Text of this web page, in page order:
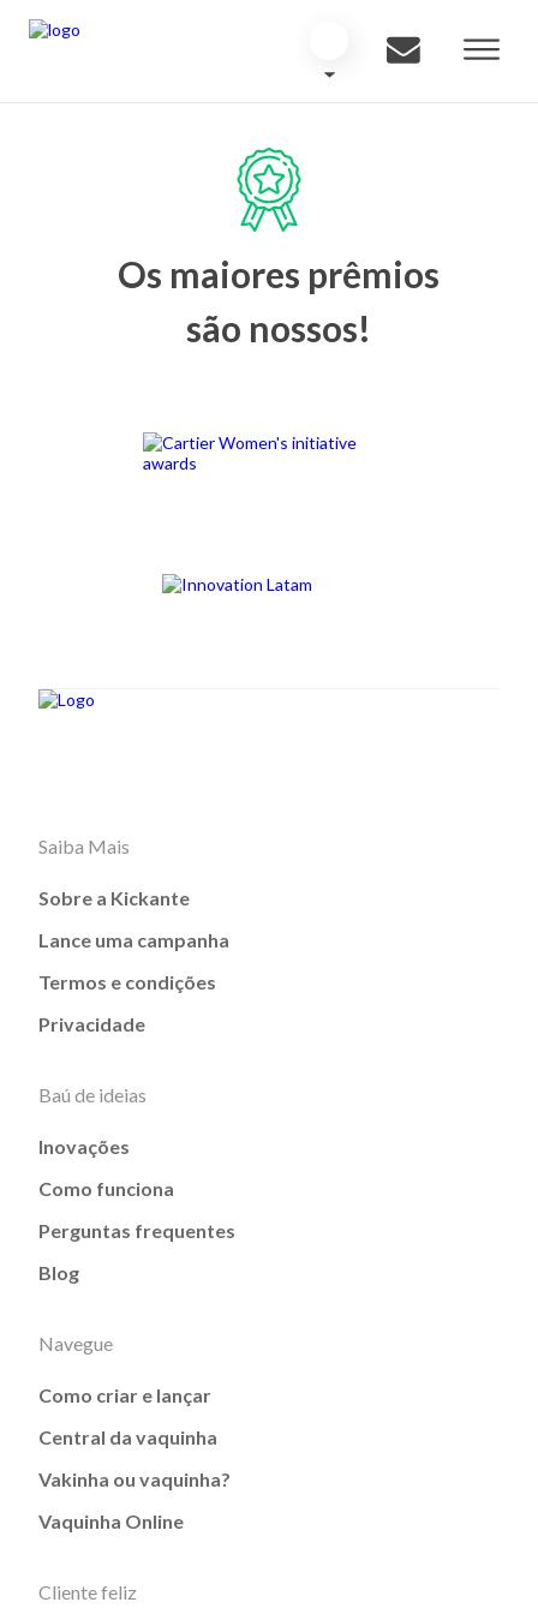
Os maiores prêmios
são nossos!
Saiba Mais
Sobre a Kickante
Lance uma campanha
Termos e condições
Privacidade
Baú de ideias
Inovações
Como funciona
Perguntas frequentes
Blog
Navegue
Como criar e lançar
Central da vaquinha
Vakinha ou vaquinha?
Vaquinha Online
Cliente feliz